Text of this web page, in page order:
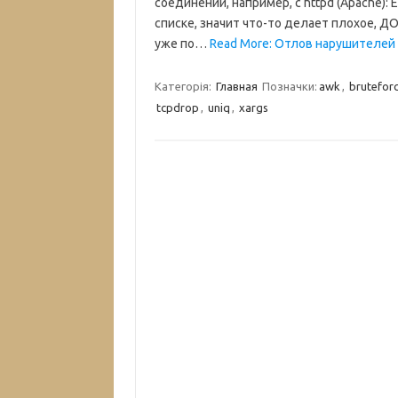
списке, значит что-то делает плохое,
уже по… Read More: Отлов нарушителей
Категорія: Главная Позначки: awk ,
tcpdrop , uniq , xargs